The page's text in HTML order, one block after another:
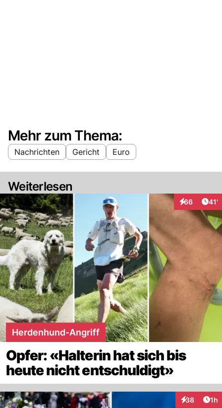
Mehr zum Thema:
Nachrichten Gericht Euro
Weiterlesen
66
Interaktionen
41'
Herdenhund-Angriff
Opfer: «Halterin hat sich bis
heute nicht entschuldigt»
38
Interaktionen
1h